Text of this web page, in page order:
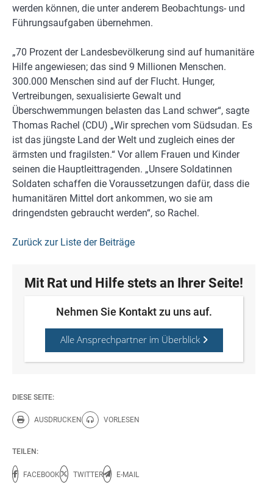
werden können, die unter anderem Beobachtungs- und
Führungsaufgaben übernehmen.
„70 Prozent der Landesbevölkerung sind auf humanitäre
Hilfe angewiesen; das sind 9 Millionen Menschen.
300.000 Menschen sind auf der Flucht. Hunger,
Vertreibungen, sexualisierte Gewalt und
Überschwemmungen belasten das Land schwer“, sagte
Thomas Rachel (CDU) „Wir sprechen vom Südsudan. Es
ist das jüngste Land der Welt und zugleich eines der
ärmsten und fragilsten.“ Vor allem Frauen und Kinder
seinen die Hauptleittragenden. „Unsere Soldatinnen
Soldaten schaffen die Voraussetzungen dafür, dass die
humanitären Mittel dort ankommen, wo sie am
dringendsten gebraucht werden“, so Rachel.
Zurück zur Liste der Beiträge
Mit Rat und Hilfe stets an Ihrer Seite!
Nehmen Sie Kontakt zu uns auf.
Alle Ansprechpartner im Überblick
DIESE SEITE:
AUSDRUCKEN
Diese Seite drucken.
VORLESEN
Diese Seite vorlesen.
TEILEN:
FACEBOOK TWITTER E-MAIL